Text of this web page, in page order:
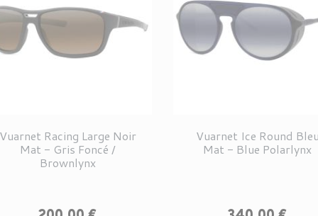
Racing Large Noir
Mat - Gris Foncé /
Brownlynx
Vuarnet Ice Round Bleu
Mat - Blue Polarlynx